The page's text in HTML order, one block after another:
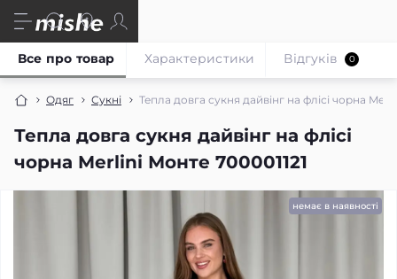
Одяг Сукні Тепла довга сукня дайвінг на флісі чорна
Тепла довга сукня дайвінг на флісі
чорна Merlini Монте 700001121
Все про товар Характеристики Відгуків 0
немає в наявності